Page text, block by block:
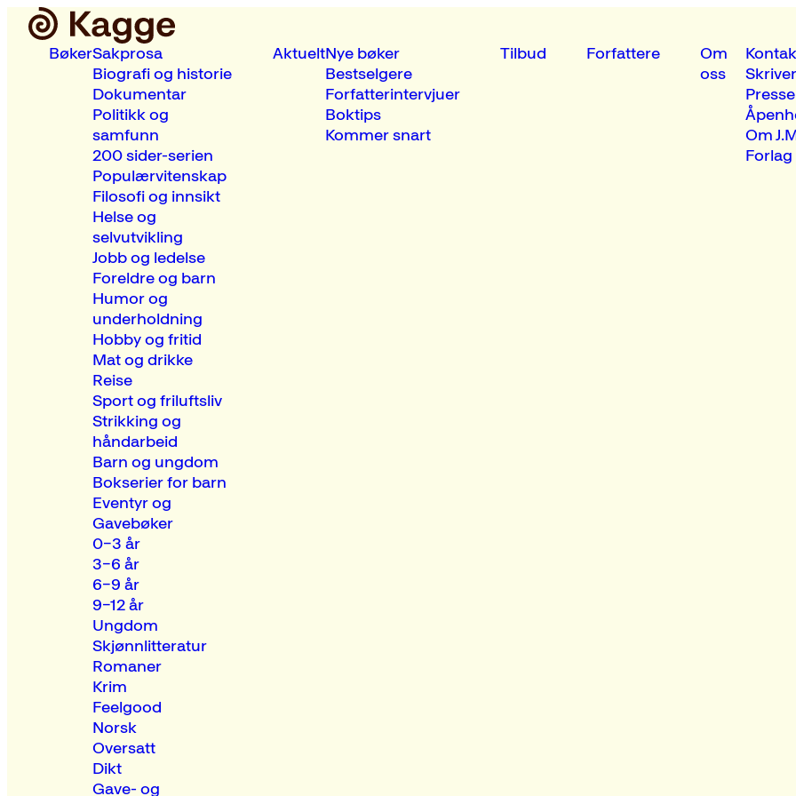
BøkerSakprosa
Biografi og historie
Dokumentar
Politikk og
samfunn
200 sider-serien
Populærvitenskap
Filosofi og innsikt
Helse og
selvutvikling
Jobb og ledelse
Foreldre og barn
Humor og
underholdning
Hobby og fritid
Mat og drikke
Reise
Sport og friluftsliv
Strikking og
håndarbeid
Barn og ungdom
Bokserier for barn
Eventyr og
Gavebøker
0–3 år
3–6 år
6–9 år
9–12 år
Ungdom
Skjønnlitteratur
Romaner
Krim
Feelgood
Norsk
Oversatt
Dikt
Gave- og
AktueltNye bøker
Bestselgere
Forfatterintervjuer
Boktips
Kommer snart
Tilbud Forfattere
Om
oss
Presse
Om
Forlag